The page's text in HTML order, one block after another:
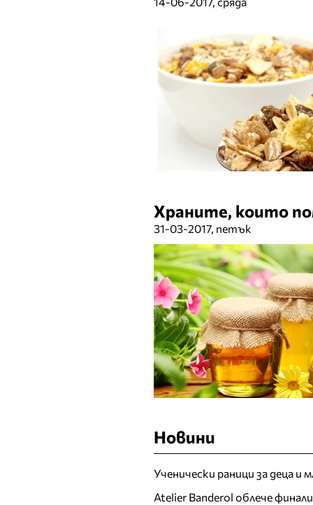
Храните, които
31-03-2017, петък
Новини
Ученически раници за деца и
Atelier Banderol облече